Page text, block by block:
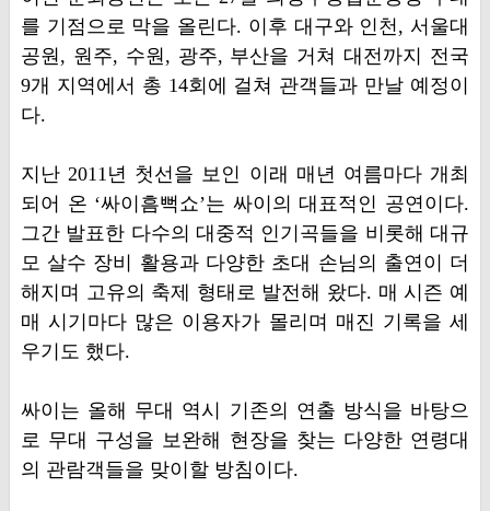
를 기점으로 막을 올린다. 이후 대구와 인천, 서울대
공원, 원주, 수원, 광주, 부산을 거쳐 대전까지 전국
9개 지역에서 총 14회에 걸쳐 관객들과 만날 예정이
다.
지난 2011년 첫선을 보인 이래 매년 여름마다 개최
되어 온 ‘싸이흠뻑쇼’는 싸이의 대표적인 공연이다.
그간 발표한 다수의 대중적 인기곡들을 비롯해 대규
모 살수 장비 활용과 다양한 초대 손님의 출연이 더
해지며 고유의 축제 형태로 발전해 왔다. 매 시즌 예
매 시기마다 많은 이용자가 몰리며 매진 기록을 세
우기도 했다.
싸이는 올해 무대 역시 기존의 연출 방식을 바탕으
로 무대 구성을 보완해 현장을 찾는 다양한 연령대
의 관람객들을 맞이할 방침이다.